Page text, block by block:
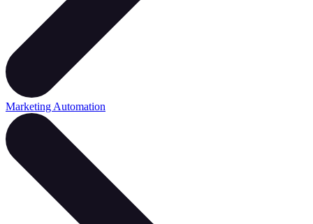
Marketing Automation